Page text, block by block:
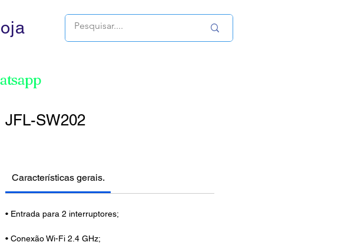
JFL-SW202
Características gerais.
• Entrada para 2 interruptores;
• Conexão Wi-Fi 2.4 GHz;